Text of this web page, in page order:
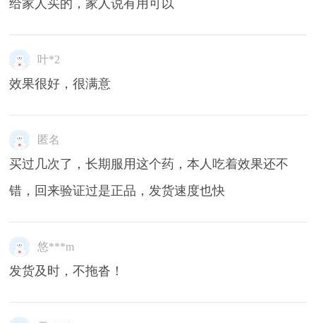
给家人买的，家人说有用可以
叶*2
效果很好，很满意
匿名
买过几次了，长期服用这个药，本人吃着效果还不
错，回来验证过是正品，发货速度也快
悠***m
发货及时，不拖沓！